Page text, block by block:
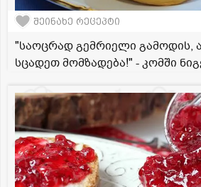
შეინახე რეცეპტი
"საოცრად გემრიელი გამოდის,
სცადეთ მომზადება!" - კომში